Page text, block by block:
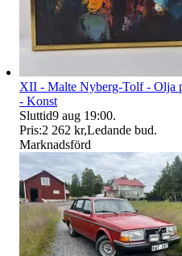
XII - Malte Nyberg-Tolf - Olja
- Konst
Sluttid9 aug 19:00.
Pris:2 262 kr,Ledande bud.
Marknadsförd